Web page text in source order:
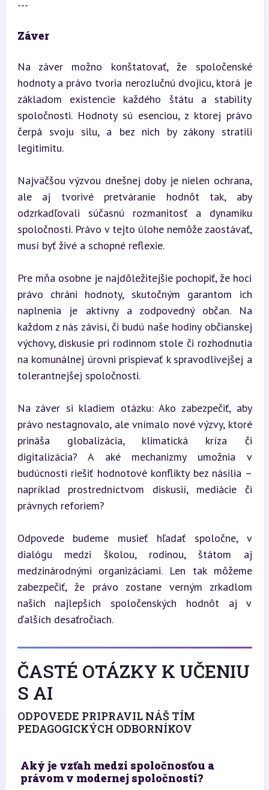
---
Záver
Na záver možno konštatovať, že spoločenské
hodnoty a právo tvoria nerozlučnú dvojicu, ktorá je
základom existencie každého štátu a stability
spoločnosti. Hodnoty sú esenciou, z ktorej právo
čerpá svoju silu, a bez nich by zákony stratili
legitimitu.
Najväčšou výzvou dnešnej doby je nielen ochrana,
ale aj tvorivé pretváranie hodnôt tak, aby
odzrkadľovali súčasnú rozmanitosť a dynamiku
spoločnosti. Právo v tejto úlohe nemôže zaostávať,
musí byť živé a schopné reflexie.
Pre mňa osobne je najdôležitejšie pochopiť, že hoci
právo chráni hodnoty, skutočným garantom ich
naplnenia je aktívny a zodpovedný občan. Na
každom z nás závisí, či budú naše hodiny občianskej
výchovy, diskusie pri rodinnom stole či rozhodnutia
na komunálnej úrovni prispievať k spravodlivejšej a
tolerantnejšej spoločnosti.
Na záver si kladiem otázku: Ako zabezpečiť, aby
právo nestagnovalo, ale vnímalo nové výzvy, ktoré
prináša globalizácia, klimatická kríza či
digitalizácia? A aké mechanizmy umožnia v
budúcnosti riešiť hodnotové konflikty bez násilia –
napríklad prostredníctvom diskusií, mediácie či
právnych reforiem?
Odpovede budeme musieť hľadať spoločne, v
dialógu medzi školou, rodinou, štátom aj
medzinárodnými organizáciami. Len tak môžeme
zabezpečiť, že právo zostane verným zrkadlom
našich najlepších spoločenských hodnôt aj v
ďalších desaťročiach.
ČASTÉ OTÁZKY K UČENIU
S AI
ODPOVEDE PRIPRAVIL NÁŠ TÍM
PEDAGOGICKÝCH ODBORNÍKOV
Aký je vzťah medzi spoločnosťou a
právom v modernej spoločnosti?